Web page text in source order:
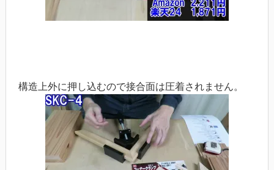
構造上外に押し込むので接合面は圧着されません。